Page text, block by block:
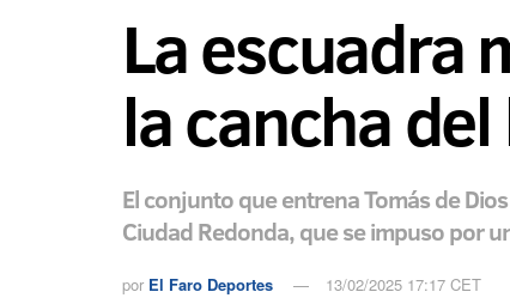
La escuadra
la cancha
El conjunto que entrena Tomás de
Ciudad Redonda, que se impuso por
por El Faro Deportes 13/02/2025 17:17 CET